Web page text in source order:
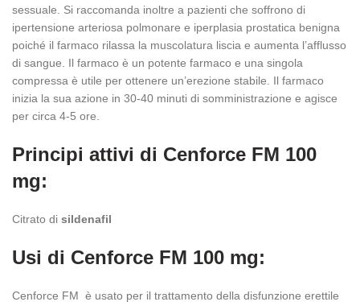
sessuale. Si raccomanda inoltre a pazienti che soffrono di
ipertensione arteriosa polmonare e iperplasia prostatica benigna
poiché il farmaco rilassa la muscolatura liscia e aumenta l’afflusso
di sangue. Il farmaco è un potente farmaco e una singola
compressa è utile per ottenere un’erezione stabile. Il farmaco
inizia la sua azione in 30-40 minuti di somministrazione e agisce
per circa 4-5 ore.
Principi attivi di Cenforce FM 100
mg:
Citrato di sildenafil
Usi di Cenforce FM 100 mg:
Cenforce FM è usato per il trattamento della disfunzione erettile